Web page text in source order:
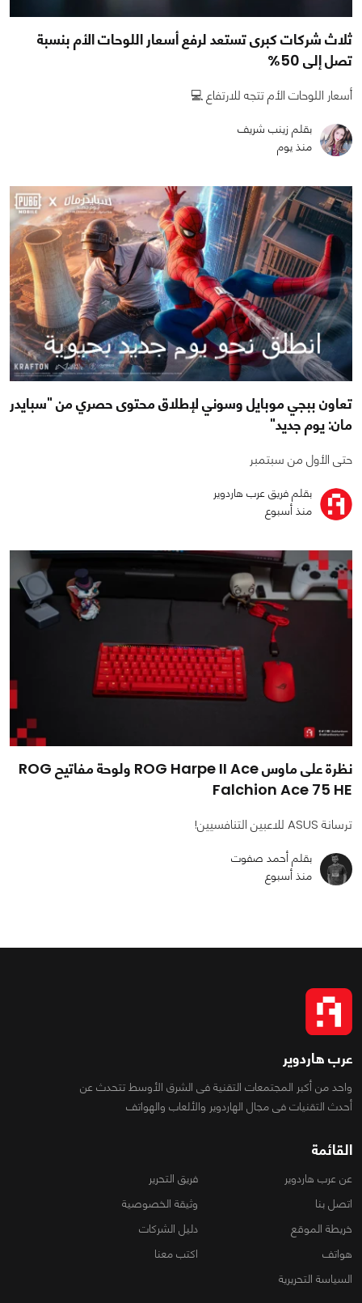
ثلاث شركات كبرى تستعد لرفع أسعار اللوحات الأم بنسبة
تصل إلى 50%
أسعار اللوحات الأم تتجه للارتفاع 💻
بقلم زينب شريف
منذ يوم
تعاون ببجي موبايل وسوني لإطلاق محتوى حصري من "سبايدر
مان: يوم جديد"
حتى الأول من سبتمبر
بقلم فريق عرب هاردوير
منذ أسبوع
نظرة على ماوس ROG Harpe II Ace ولوحة مفاتيح ROG
Falchion Ace 75 HE
ترسانة ASUS للاعبين التنافسيين!
بقلم أحمد صفوت
منذ أسبوع
عرب هاردوير
واحد من أكبر المجتمعات التقنية فى الشرق الأوسط تتحدث عن
أحدث التقنيات فى مجال الهاردوير والألعاب والهواتف
القائمة
عن عرب هاردوير
فريق التحرير
اتصل بنا
وثيقة الخصوصية
خريطة الموقع
دليل الشركات
هواتف
اكتب معنا
السياسة التحريرية